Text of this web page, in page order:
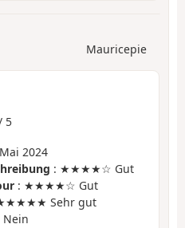
Mauricepie
5
2024
: ★★★★☆ Gut
: ★★★★☆ Gut
Sehr gut
Nein